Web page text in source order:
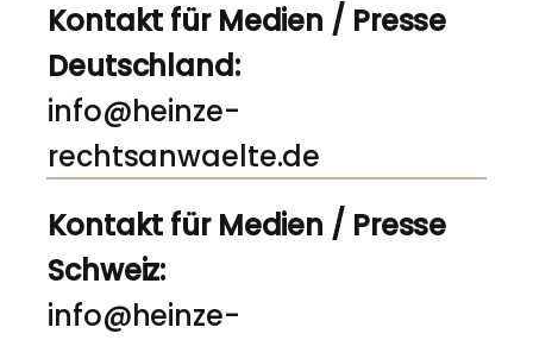
Kontakt für Medien / Presse
Deutschland:
info@heinze-
rechtsanwaelte.de
Kontakt für Medien / Presse
Schweiz:
info@heinze-